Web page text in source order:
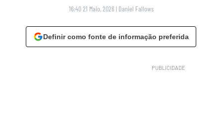
16:40 21 Maio, 2026 | Daniel Fallows
Definir como fonte de informação preferida